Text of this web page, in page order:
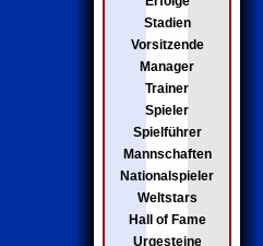
Stadien
Vorsitzende
Manager
Trainer
Spieler
Spielführer
Mannschaften
Nationalspieler
Weltstars
Hall of Fame
Urgesteine